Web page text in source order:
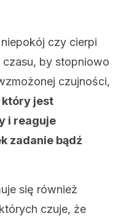
czy cierpi
by stopniowo
czujności,
który jest
i reaguje
zadanie bądź
się również
czuje, że